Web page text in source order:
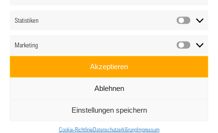
Statistiken
Marketing
Akzeptieren
Ablehnen
Einstellungen speichern
Cookie-RichtlinieDatenschutzerklärungImpressum